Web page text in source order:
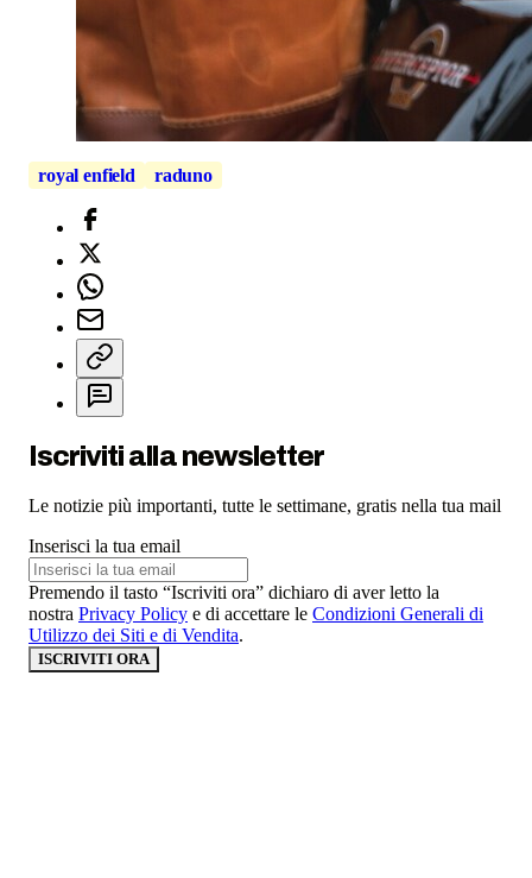
royal enfield raduno
Iscriviti alla newsletter
Le notizie più importanti, tutte le settimane, gratis nella tua mail
Inserisci la tua email
Premendo il tasto “Iscriviti ora” dichiaro di aver letto la
nostra Privacy Policy e di accettare le Condizioni Generali di
Utilizzo dei Siti e di Vendita.
ISCRIVITI ORA